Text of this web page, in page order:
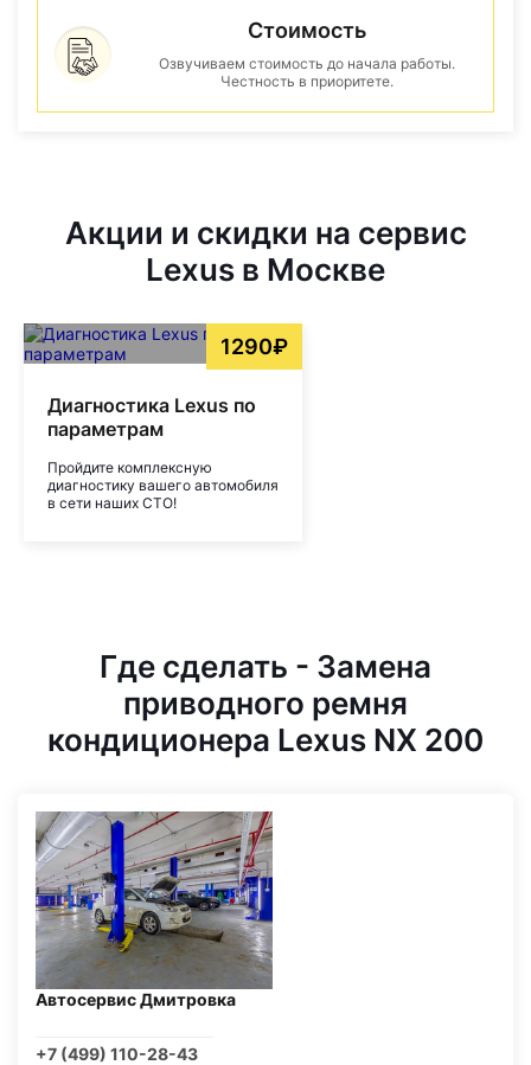
Стоимость
Озвучиваем стоимость до начала работы.
Честность в приоритете.
Акции и скидки на сервис
Lexus в Москве
1290₽
Диагностика Lexus по
параметрам
Пройдите комплексную
диагностику вашего автомобиля
в сети наших СТО!
Где сделать - Замена
приводного ремня
кондиционера Lexus NX 200
Автосервис Дмитровка
+7 (499) 110-28-43